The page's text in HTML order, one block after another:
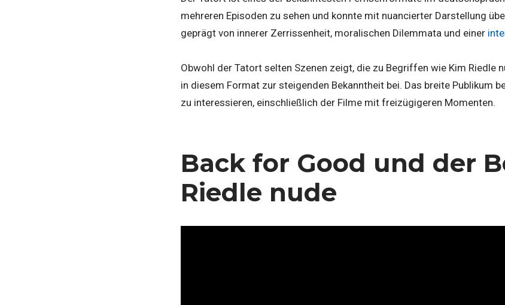
mehreren Episoden zu sehen und konnte mit nuancierter Darstellung
geprägt von innerer Zerrissenheit, moralischen Dilemmata und einer
Obwohl der Tatort selten Szenen zeigt, die zu Begriffen wie Kim Riedle
in diesem Format zur steigenden Bekanntheit bei. Das breite Publikum
zu interessieren, einschließlich der Filme mit freizügigeren Momenten.
Back for Good und der
Riedle nude